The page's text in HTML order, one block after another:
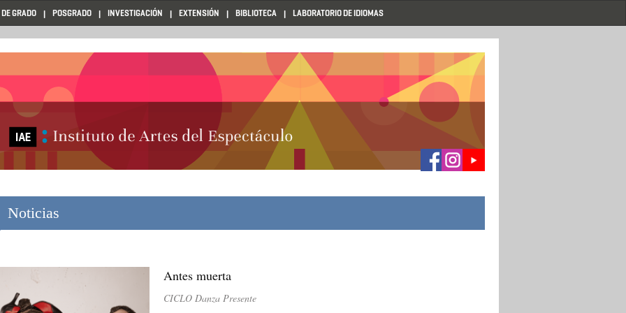
GRADO POSGRADO INVESTIGACIÓN EXTENSIÓN BIBLIOTECA LABORATORIO DE IDIOMAS
Noticias
Antes muerta
CICLO Danza Presente